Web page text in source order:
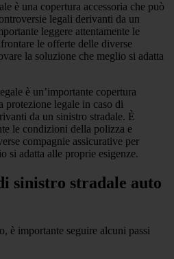
è una copertura accessoria che può
legali derivanti da un
leggere attentamente le
le offerte delle diverse
la soluzione che meglio si adatta
è un’importante copertura
protezione legale in caso di
da un sinistro stradale. È
le condizioni della polizza e
compagnie assicurative per
si adatta alle proprie esigenze.
sinistro stradale auto
è importante seguire alcuni passi